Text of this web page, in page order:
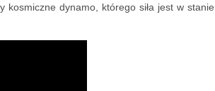
kosmiczne dynamo, którego siła jest w stanie